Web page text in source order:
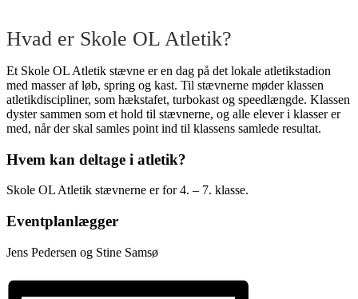
Hvad er Skole OL Atletik?
Et Skole OL Atletik stævne er en dag på det lokale atletikstadion
med masser af løb, spring og kast. Til stævnerne møder klassen
atletikdiscipliner, som hækstafet, turbokast og speedlængde. Klassen
dyster sammen som et hold til stævnerne, og alle elever i klasser er
med, når der skal samles point ind til klassens samlede resultat.
Hvem kan deltage i atletik?
Skole OL Atletik stævnerne er for 4. – 7. klasse.
Eventplanlægger
Jens Pedersen og Stine Samsø